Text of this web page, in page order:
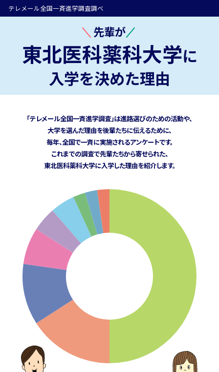
テレメール全国一斉進学調査調べ
先輩が
東北医科薬科大学に
入学を決めた理由
「テレメール全国一斉進学調査」は進路選びのための活動や、
大学を選んだ理由を後輩たちに伝えるために、
毎年、全国で一斉に実施されるアンケートです。
これまでの調査で先輩たちから寄せられた、
東北医科薬科大学に入学した理由を紹介します。